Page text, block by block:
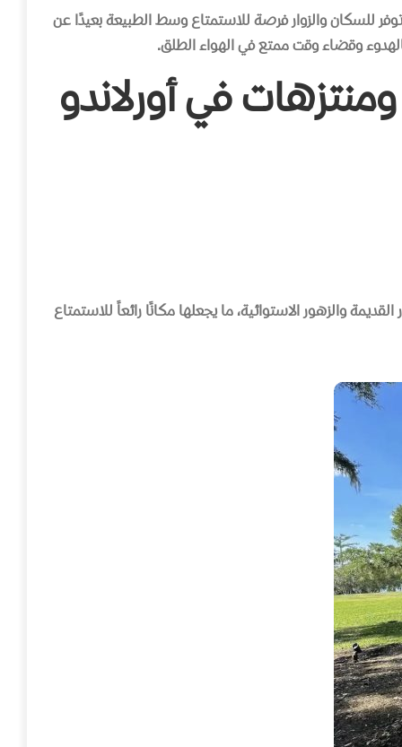
للسكان والزوار فرصة للاستمتاع وسط الطبيعة بعيدًا عن
وقضاء وقت ممتع في الهواء الطلق.
ومنتزهاتفيأورلاندو
والزهور الاستوائية، ما يجعلها مكانًا رائعاً للاستمتاع